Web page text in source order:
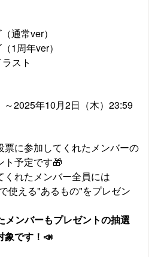
通常ver）
1周年ver）
スト
2025年10月2日（木）23:59
票に参加してくれたメンバーの
ト予定です🎁
くれたメンバー全員には
使える"あるもの"をプレゼン
ンバーもプレゼントの抽選
象です！📣